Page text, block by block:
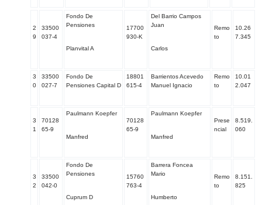
2
9
33500
037-4
Fondo De
Pensiones
Planvital A
17700
930-K
Del Barrio Campos
Juan
Carlos
Remo
to
10.26
7.345
3
0
33500
027-7
Fondo De
Pensiones Capital D
18801
615-4
Barrientos Acevedo
Manuel Ignacio
Remo
to
10.01
2.047
3
1
70128
65-9
Paulmann Koepfer
Manfred
70128
65-9
Paulmann Koepfer
Manfred
Prese
ncial
8.519.
060
3
2
33500
042-0
Fondo De
Pensiones
Cuprum D
15760
763-4
Barrera Foncea
Mario
Humberto
Remo
to
8.151.
825